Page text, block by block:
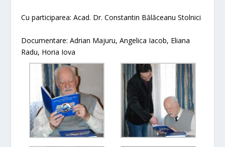
Cu participarea: Acad. Dr. Constantin Bălăceanu Stolnici
Documentare: Adrian Majuru, Angelica Iacob, Eliana
Radu, Horia Iova